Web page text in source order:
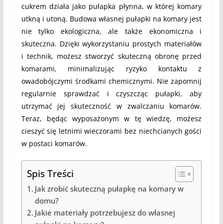
cukrem działa jako pułapka płynna, w której komary
utkną i utoną. Budowa własnej pułapki na komary jest
nie tylko ekologiczna, ale także ekonomiczna i
skuteczna. Dzięki wykorzystaniu prostych materiałów
i technik, możesz stworzyć skuteczną obronę przed
komarami, minimalizując ryzyko kontaktu z
owadobójczymi środkami chemicznymi. Nie zapomnij
regularnie sprawdzać i czyszcząc pułapki, aby
utrzymać jej skuteczność w zwalczaniu komarów.
Teraz, będąc wyposażonym w tę wiedzę, możesz
cieszyć się letnimi wieczorami bez niechcianych gości
w postaci komarów.
Spis Treści
Jak zrobić skuteczną pułapkę na komary w
domu?
Jakie materiały potrzebujesz do własnej